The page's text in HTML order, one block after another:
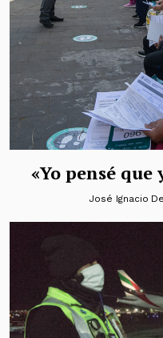
«Yo pensé
José Ignacio